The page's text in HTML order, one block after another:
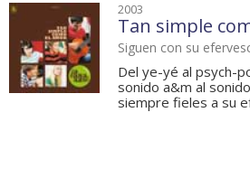
2003
Tan simple
Siguen con su
Del ye-yé al psych-
sonido a&m al
siempre fieles a su